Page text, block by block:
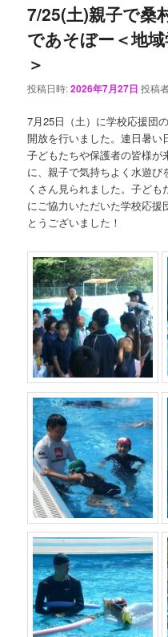
7/25(土)親子で桑
であそぼー＜地
＞
投稿日時:2026年7月27日 投稿
7月25日（土）に学校応援団
開放を行いました。連日暑
子どもたちや保護者の皆様
に、親子で気持ちよく水遊
くさん見られました。子ど
にご協力いただいた学校応
とうございました！